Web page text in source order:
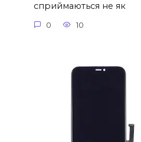
сприймаються не як
0 10